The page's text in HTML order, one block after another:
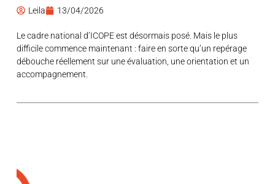
Leila 13/04/2026
Le cadre national d’ICOPE est désormais posé. Mais le plus
difficile commence maintenant : faire en sorte qu’un repérage
débouche réellement sur une évaluation, une orientation et un
accompagnement.